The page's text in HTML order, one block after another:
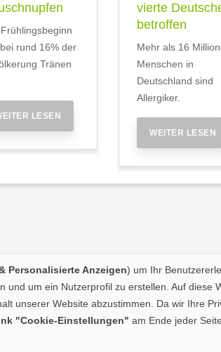
rund 16% der
Tränen
LESEN
vierte
betroffen
Mehr als 16
Menschen in
Deutschland sind
Allergiker.
WEITER LESEN
Personalisierte Anzeigen) um Ihr
um ein Nutzerprofil zu erstellen. Auf diese
unserer Website abzustimmen. Da wir Ihre
"Cookie-Einstellungen" am Ende jeder